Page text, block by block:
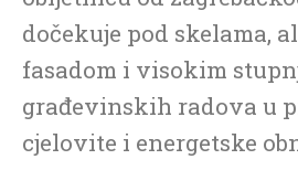
dočekuje pod skelama,
fasadom i visokim
građevinskih radova u
cjelovite i energetske